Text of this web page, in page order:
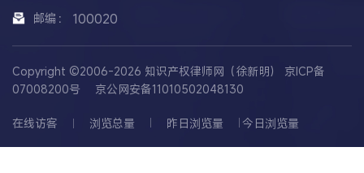
邮编： 100020
Copyright ©2006-2026 知识产权律师网（徐新明） 京ICP备
07008200号
京公网安备11010502048130
在线访客 浏览总量 昨日浏览量 今日浏览量